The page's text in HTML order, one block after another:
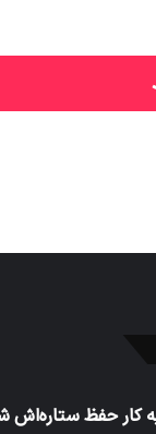
کار حفظ ستاره‌اش